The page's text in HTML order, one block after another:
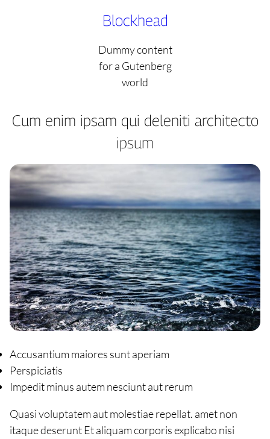
Blockhead
Dummy content
for a Gutenberg
world
Cum enim ipsam qui deleniti architecto
ipsum
Accusantium maiores sunt aperiam
Perspiciatis
Impedit minus autem nesciunt aut rerum
Quasi voluptatem aut molestiae repellat. amet non
itaque deserunt Et aliquam corporis explicabo nisi